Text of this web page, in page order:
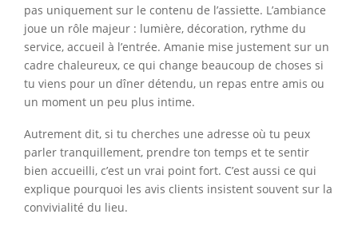
pas uniquement sur le contenu de l’assiette. L’ambiance
joue un rôle majeur : lumière, décoration, rythme du
service, accueil à l’entrée. Amanie mise justement sur un
cadre chaleureux, ce qui change beaucoup de choses si
tu viens pour un dîner détendu, un repas entre amis ou
un moment un peu plus intime.
Autrement dit, si tu cherches une adresse où tu peux
parler tranquillement, prendre ton temps et te sentir
bien accueilli, c’est un vrai point fort. C’est aussi ce qui
explique pourquoi les avis clients insistent souvent sur la
convivialité du lieu.